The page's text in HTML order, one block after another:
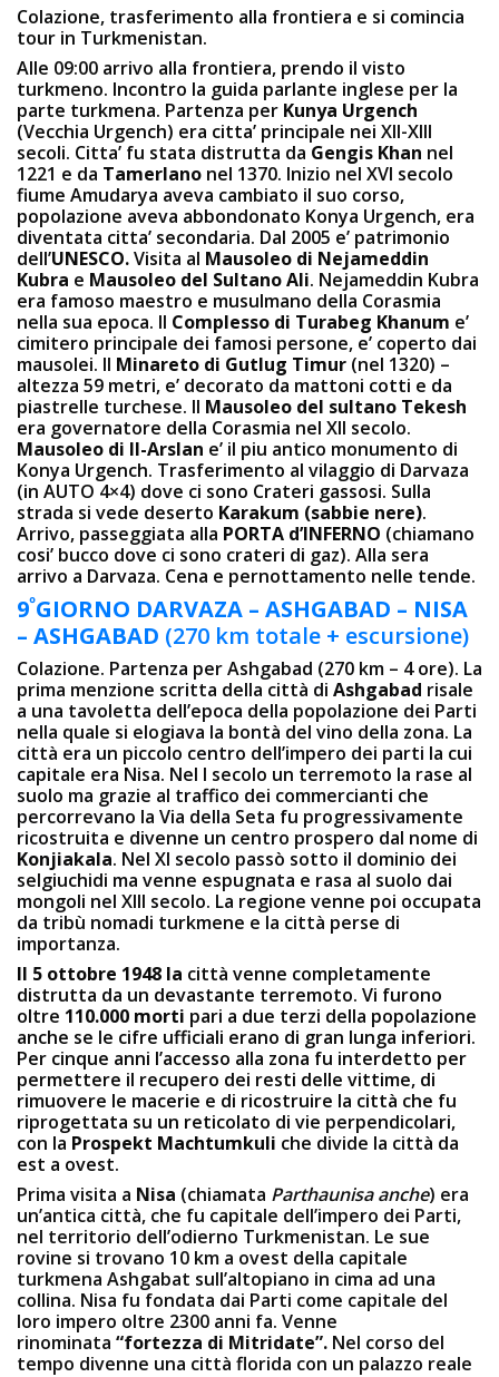
Colazione, trasferimento alla frontiera e si comincia
tour in Turkmenistan.
Alle 09:00 arrivo alla frontiera, prendo il visto
turkmeno. Incontro la guida parlante inglese per la
parte turkmena. Partenza per Kunya Urgench
(Vecchia Urgench) era citta’ principale nei XII-XIII
secoli. Citta’ fu stata distrutta da Gengis Khan nel
1221 e da Tamerlano nel 1370. Inizio nel XVI secolo
fiume Amudarya aveva cambiato il suo corso,
popolazione aveva abbondonato Konya Urgench, era
diventata citta’ secondaria. Dal 2005 e’ patrimonio
dell’UNESCO.Visita al Mausoleo di Nejameddin
Kubra e Mausoleo del Sultano Ali. Nejameddin Kubra
era famoso maestro e musulmano della Corasmia
nella sua epoca. Il Complesso di Turabeg Khanum e’
cimitero principale dei famosi persone, e’ coperto dai
mausolei. Il Minareto di Gutlug Timur (nel 1320) –
altezza 59 metri, e’ decorato da mattoni cotti e da
piastrelle turchese. Il Mausoleo del sultano Tekesh
era governatore della Corasmia nel XII secolo.
Mausoleo di II-Arslan e’ il piu antico monumento di
Konya Urgench. Trasferimento al vilaggio di Darvaza
(in AUTO 4×4) dove ci sono Crateri gassosi. Sulla
strada si vede deserto Karakum (sabbie nere).
Arrivo, passeggiata alla PORTA d’INFERNO (chiamano
cosi’ bucco dove ci sono crateri di gaz). Alla sera
arrivo a Darvaza. Cena e pernottamento nelle tende.
9ºGIORNO DARVAZA – ASHGABAD – NISA
– ASHGABAD (270 km totale + escursione)
Colazione. Partenza per Ashgabad (270 km – 4 ore). La
prima menzione scritta della città di Ashgabad risale
a una tavoletta dell’epoca della popolazione dei Parti
nella quale si elogiava la bontà del vino della zona. La
città era un piccolo centro dell’impero dei parti la cui
capitale era Nisa. Nel I secolo un terremoto la rase al
suolo ma grazie al traffico dei commercianti che
percorrevano la Via della Seta fu progressivamente
ricostruita e divenne un centro prospero dal nome di
Konjiakala. Nel XI secolo passò sotto il dominio dei
selgiuchidi ma venne espugnata e rasa al suolo dai
mongoli nel XIII secolo. La regione venne poi occupata
da tribù nomadi turkmene e la città perse di
importanza.
Il 5 ottobre 1948 la città venne completamente
distrutta da un devastante terremoto. Vi furono
oltre 110.000 morti pari a due terzi della popolazione
anche se le cifre ufficiali erano di gran lunga inferiori.
Per cinque anni l’accesso alla zona fu interdetto per
permettere il recupero dei resti delle vittime, di
rimuovere le macerie e di ricostruire la città che fu
riprogettata su un reticolato di vie perpendicolari,
con la Prospekt Machtumkuli che divide la città da
est a ovest.
Prima visita a Nisa (chiamata Parthaunisa anche) era
un’antica città, che fu capitale dell’impero dei Parti,
nel territorio dell’odierno Turkmenistan. Le sue
rovine si trovano 10 km a ovest della capitale
turkmena Ashgabat sull’altopiano in cima ad una
collina. Nisa fu fondata dai Parti come capitale del
loro impero oltre 2300 anni fa. Venne
rinominata “fortezza di Mitridate”. Nel corso del
tempo divenne una città florida con un palazzo reale